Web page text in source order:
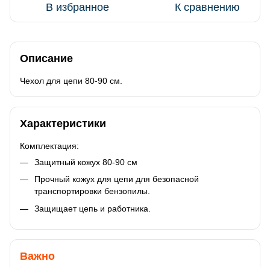
В избранное К сравнению
Описание
Чехол для цепи 80-90 см.
Характеристики
Комплектация:
Защитный кожух 80-90 см
Прочный кожух для цепи для безопасной
транспортировки бензопилы.
Защищает цепь и работника.
Важно